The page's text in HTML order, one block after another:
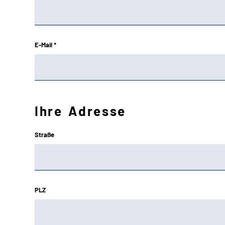
E-Mail *
Ihre Adresse
Straße
PLZ